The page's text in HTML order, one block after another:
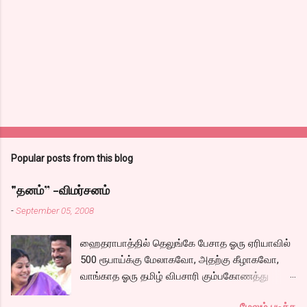
Popular posts from this blog
"தனம்” -விமர்சனம்
-September 05, 2008
ஹைதராபாத்தில் தெலுங்கே பேசாத ஓரு ஏரியாவில்
500 ரூபாய்க்கு மேலாகவோ, அதற்கு கீழாகவோ,
வாங்காத ஓரு தமிழ் விபசாரி கும்பகோணத்து